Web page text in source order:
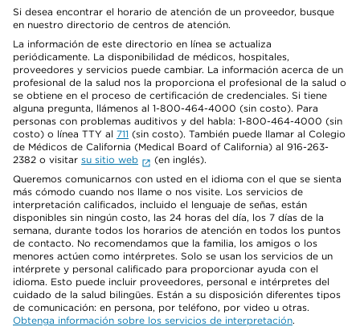
Si desea encontrar el horario de atención de un proveedor, busque
en nuestro directorio de centros de atención.
La información de este directorio en línea se actualiza
periódicamente. La disponibilidad de médicos, hospitales,
proveedores y servicios puede cambiar. La información acerca de un
profesional de la salud nos la proporciona el profesional de la salud o
se obtiene en el proceso de certificación de credenciales. Si tiene
alguna pregunta, llámenos al 1-800-464-4000 (sin costo). Para
personas con problemas auditivos y del habla: 1-800-464-4000 (sin
costo) o línea TTY al 711 (sin costo). También puede llamar al Colegio
de Médicos de California (Medical Board of California) al 916-263-
2382 o visitar su sitio web
(en inglés).
Queremos comunicarnos con usted en el idioma con el que se sienta
más cómodo cuando nos llame o nos visite. Los servicios de
interpretación calificados, incluido el lenguaje de señas, están
disponibles sin ningún costo, las 24 horas del día, los 7 días de la
semana, durante todos los horarios de atención en todos los puntos
de contacto. No recomendamos que la familia, los amigos o los
menores actúen como intérpretes. Solo se usan los servicios de un
intérprete y personal calificado para proporcionar ayuda con el
idioma. Esto puede incluir proveedores, personal e intérpretes del
cuidado de la salud bilingües. Están a su disposición diferentes tipos
de comunicación: en persona, por teléfono, por video u otras.
Obtenga información sobre los servicios de interpretación.